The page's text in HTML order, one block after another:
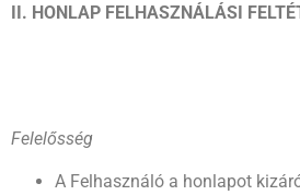
II. HONLAP FELHASZNÁLÁSI
Felelősség
A Felhasználó a honlapot